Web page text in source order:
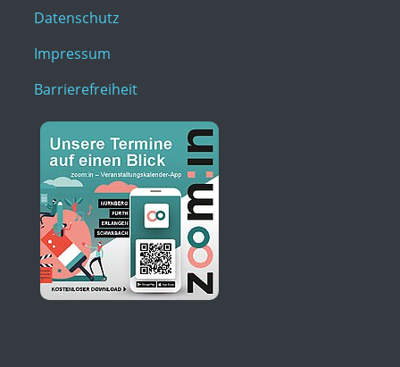
Datenschutz
Impressum
Barrierefreiheit